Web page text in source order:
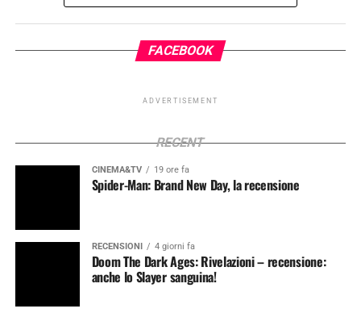
FACEBOOK
ADVERTISEMENT
RECENT
CINEMA&TV 19 ore fa
Spider-Man: Brand New Day, la recensione
RECENSIONI 4 giorni fa
Doom The Dark Ages: Rivelazioni – recensione:
anche lo Slayer sanguina!